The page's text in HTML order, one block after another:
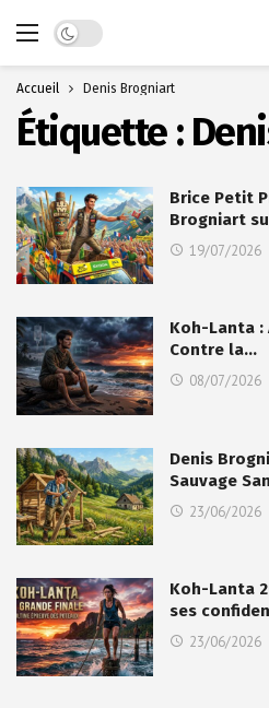
Dark mode
Accueil Denis Brogniart
Étiquette :
Brice Petit
Brogniart
19/07/2026
Koh-Lanta :
Contre la…
08/07/2026
Denis
Sauvage
23/06/2026
Koh-Lanta
ses
23/06/2026